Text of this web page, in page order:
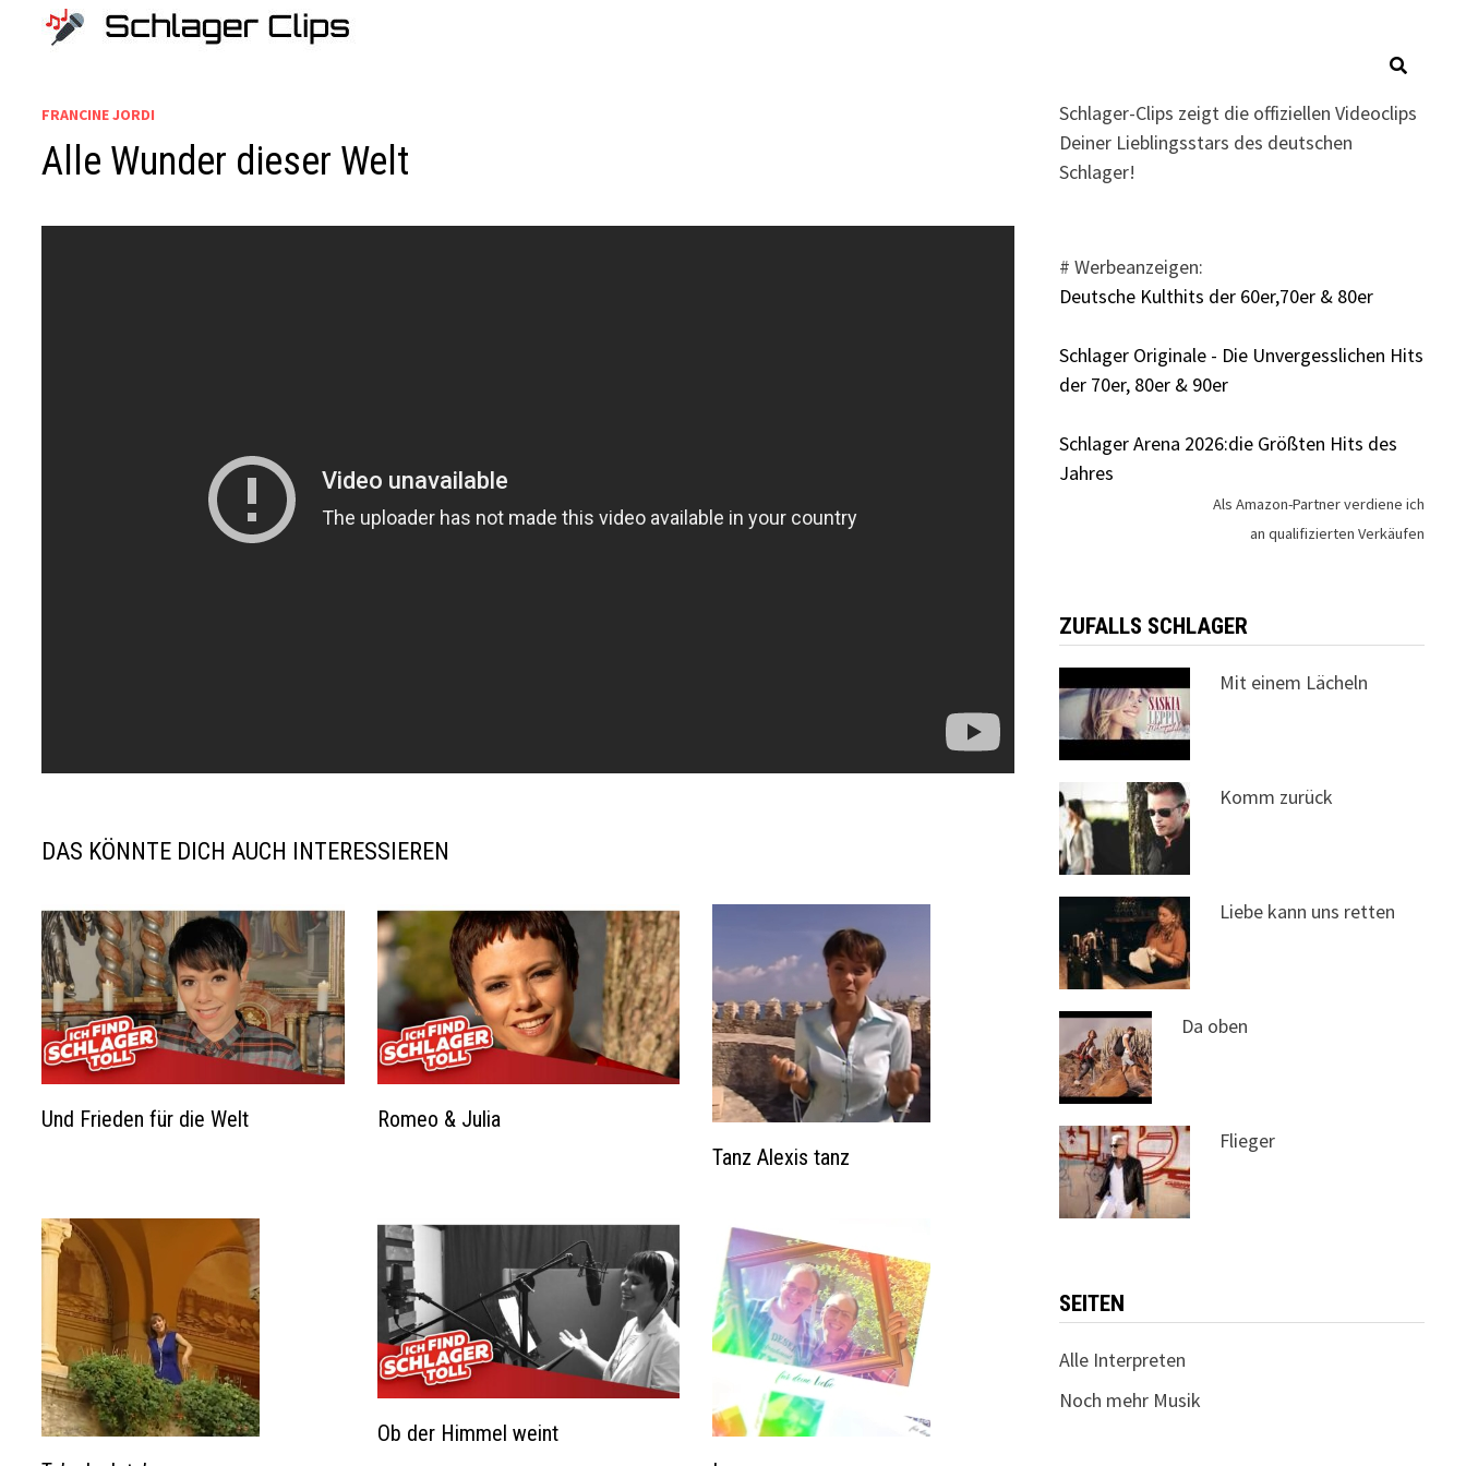
FRANCINE JORDI
Alle Wunder dieser Welt
DAS KÖNNTE DICH AUCH INTERESSIEREN
Und Frieden für die Welt
Romeo & Julia
Tanz Alexis tanz
Ob der Himmel weint
Schlager-Clips zeigt die offiziellen Videoclips
Deiner Lieblingsstars des deutschen
Schlager!
# Werbeanzeigen:
Deutsche Kulthits der 60er,70er & 80er
Schlager Originale - Die Unvergesslichen Hits
der 70er, 80er & 90er
Schlager Arena 2026:die Größten Hits des
Jahres
Als Amazon-Partner verdiene ich
an qualifizierten Verkäufen
ZUFALLS SCHLAGER
Mit einem Lächeln
Komm zurück
Liebe kann uns retten
Da oben
Flieger
SEITEN
Alle Interpreten
Noch mehr Musik